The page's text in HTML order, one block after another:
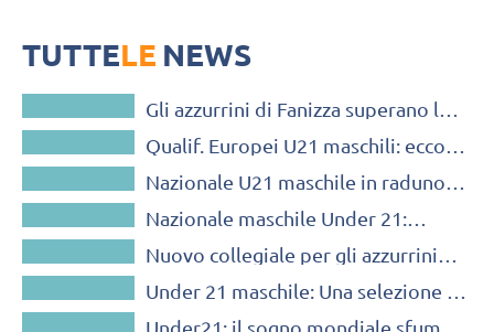
TUTTELE NEWS
NAZIONALI GIOVANILI
Gli azzurrini di Fanizza superano la
l’Europeo U22
NAZIONALI GIOVANILI
Qualif. Europei U21 maschili: ecco i
NAZIONALI GIOVANILI
Nazionale U21 maschile in raduno a
Europeo e Mondiale
NAZIONALI GIOVANILI
Nazionale maschile Under 21:
Camigliatello Silano
NAZIONALI GIOVANILI
Nuovo collegiale per gli azzurrini
categoria
NAZIONALI GIOVANILI
Under 21 maschile: Una selezione in
Under21: il sogno mondiale sfuma